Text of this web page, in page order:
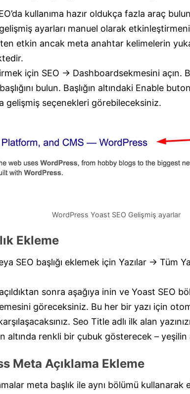
kullanıma hazır oldukça fazla araç
ayarları manuel olarak
etkin ancak meta anahtar kelimelerin
için SEO -> Dashboardsekmesini açın.
bulun. Başlığın altındaki Enable
gelişmiş seçenekleri görebileceksiniz.
WordPress Yoast SEO Gelişmiş ayarlar
Ekleme
SEO başlığı eklemek için Yazılar -> Tüm
sonra aşağıya inin ve Yoast SEO
göreceksiniz. Bu her bir yazı için
Seo Title adlı ilk alan
altında renkli bir çubuk gösterecek –
Meta Açıklama Ekleme
meta başlık ile aynı bölümü kullanarak